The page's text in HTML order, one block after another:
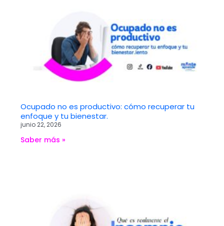
Ocupado no es productivo: cómo recuperar tu
enfoque y tu bienestar.
junio 22, 2026
Saber más »